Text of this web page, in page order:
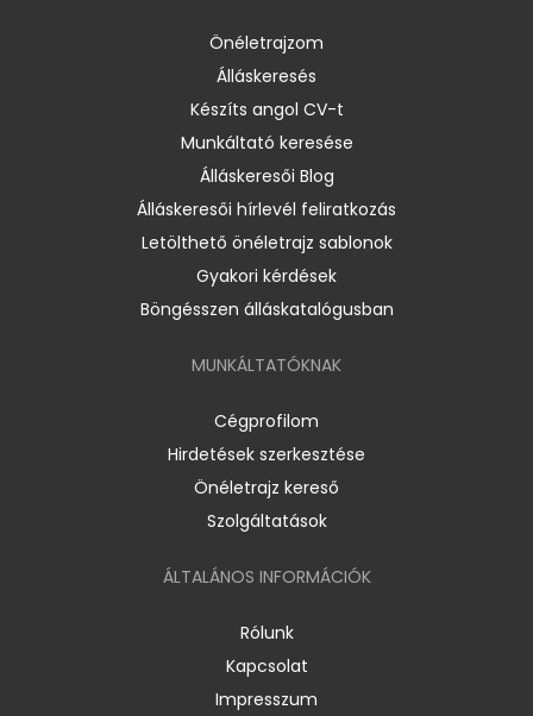
Önéletrajzom
Álláskeresés
Készíts angol CV-t
Munkáltató keresése
Álláskeresői Blog
Álláskeresői hírlevél feliratkozás
Letölthető önéletrajz sablonok
Gyakori kérdések
Böngésszen álláskatalógusban
MUNKÁLTATÓKNAK
Cégprofilom
Hirdetések szerkesztése
Önéletrajz kereső
Szolgáltatások
ÁLTALÁNOS INFORMÁCIÓK
Rólunk
Kapcsolat
Impresszum